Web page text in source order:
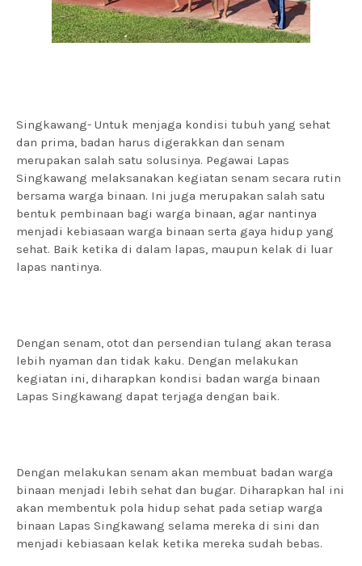
Singkawang- Untuk menjaga kondisi tubuh yang sehat
dan prima, badan harus digerakkan dan senam
merupakan salah satu solusinya. Pegawai Lapas
Singkawang melaksanakan kegiatan senam secara rutin
bersama warga binaan. Ini juga merupakan salah satu
bentuk pembinaan bagi warga binaan, agar nantinya
menjadi kebiasaan warga binaan serta gaya hidup yang
sehat. Baik ketika di dalam lapas, maupun kelak di luar
lapas nantinya.
Dengan senam, otot dan persendian tulang akan terasa
lebih nyaman dan tidak kaku. Dengan melakukan
kegiatan ini, diharapkan kondisi badan warga binaan
Lapas Singkawang dapat terjaga dengan baik.
Dengan melakukan senam akan membuat badan warga
binaan menjadi lebih sehat dan bugar. Diharapkan hal ini
akan membentuk pola hidup sehat pada setiap warga
binaan Lapas Singkawang selama mereka di sini dan
menjadi kebiasaan kelak ketika mereka sudah bebas.